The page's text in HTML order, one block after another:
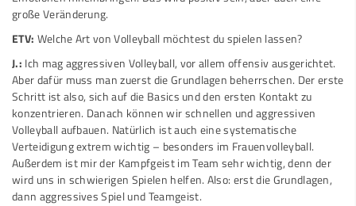
große Veränderung.
ETV: Welche Art von Volleyball möchtest du spielen lassen?
J.: Ich mag aggressiven Volleyball, vor allem offensiv ausgerichtet.
Aber dafür muss man zuerst die Grundlagen beherrschen. Der erste
Schritt ist also, sich auf die Basics und den ersten Kontakt zu
konzentrieren. Danach können wir schnellen und aggressiven
Volleyball aufbauen. Natürlich ist auch eine systematische
Verteidigung extrem wichtig – besonders im Frauenvolleyball.
Außerdem ist mir der Kampfgeist im Team sehr wichtig, denn der
wird uns in schwierigen Spielen helfen. Also: erst die Grundlagen,
dann aggressives Spiel und Teamgeist.